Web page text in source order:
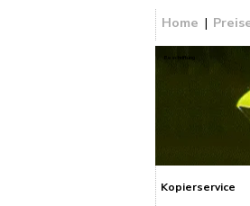
Home |
Beschriftung
Kopierservice